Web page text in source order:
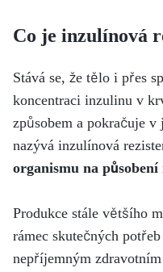
Co je inzulínová
Stává se, že tělo i přes
koncentraci inzulinu v
způsobem a pokračuje v
nazývá inzulínová
organismu na
Produkce stále většího
rámec skutečných
nepříjemným